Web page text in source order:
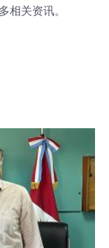
相关资讯。